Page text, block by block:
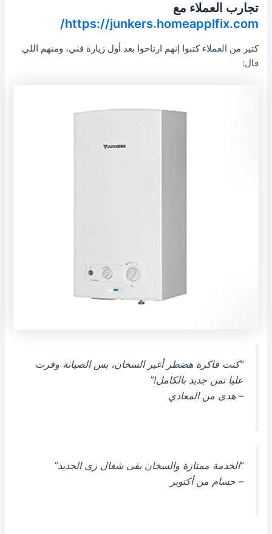
تجارب العملاء مع
https://junkers.homeapplfix.com/
كتير من العملاء كتبوا إنهم ارتاحوا بعد أول زيارة فني، ومنهم اللي
قال:
“كنت فاكرة هضطر أغير السخان، بس الصيانة وفرت
عليا تمن جديد بالكامل!”
– هدى من المعادي
“الخدمة ممتازة والسخان بقى شغال زى الجديد”
– حسام من أكتوبر